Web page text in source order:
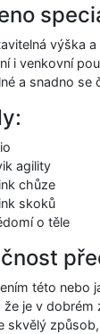
výška a
i venkovní
a snadno se
agility
chůze
skoků
o těle
této nebo
že je v
skvělý